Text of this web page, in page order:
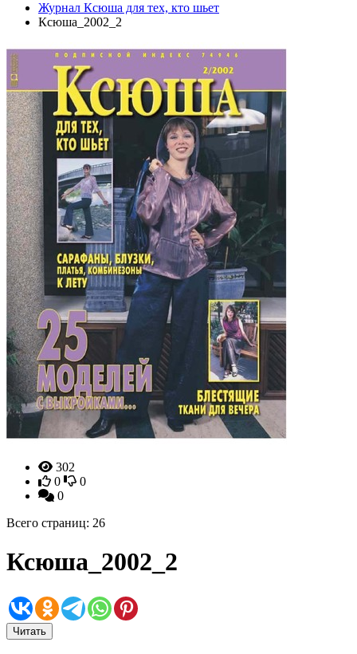
Журнал Ксюша для тех, кто шьет
Ксюша_2002_2
302
0
0
0
Всего страниц: 26
Ксюша_2002_2
Читать